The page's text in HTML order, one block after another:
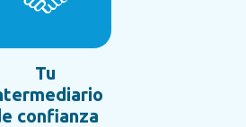
Tu
confianza